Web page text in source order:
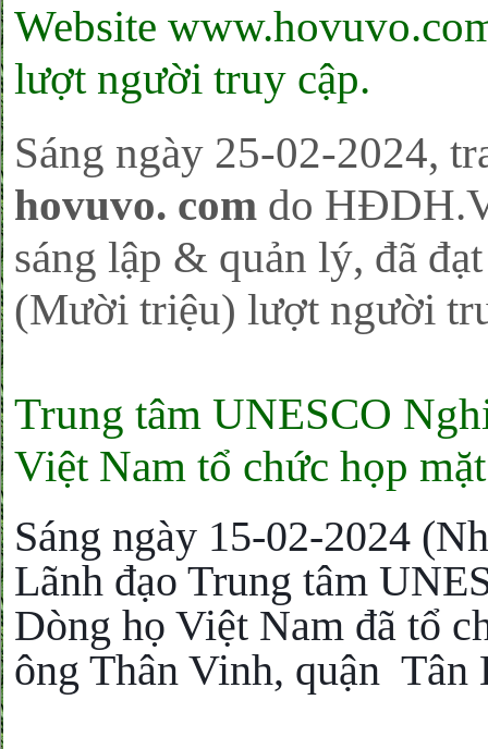
Website
lượt người truy cập.
Sáng ngày 25-02-2024,
hovuvo. com do
sáng lập & quản lý, đã
(Mười triệu) lượt người
Trung tâm UNESCO
Việt Nam tổ chức họp
Sáng ngày 15-02-2024
Lãnh đạo Trung tâm
Dòng họ Việt Nam đã tổ
ông Thân Vinh, quận Tân